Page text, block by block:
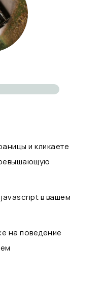
и кликаете
в вашем
на поведение